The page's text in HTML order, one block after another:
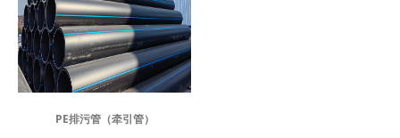
PE排污管（牵引管）